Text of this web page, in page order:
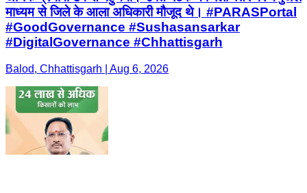
माध्यम से जिले के आला अधिकारी मौजूद थे। #PARASPortal
#GoodGovernance #Sushasansarkar
#DigitalGovernance #Chhattisgarh
Balod, Chhattisgarh | Aug 6, 2026